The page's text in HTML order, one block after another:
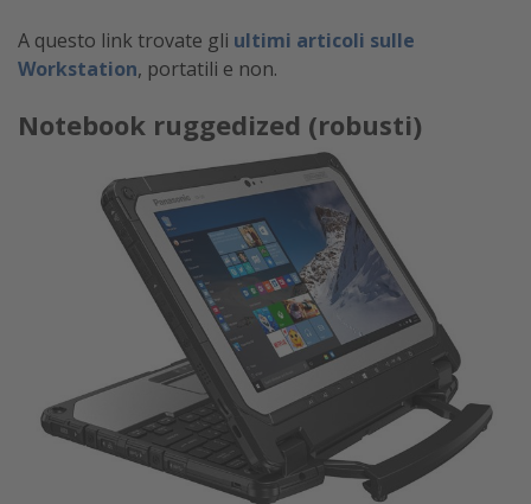
A questo link trovate gli ultimi articoli sulle
Workstation, portatili e non.
Notebook ruggedized (robusti)